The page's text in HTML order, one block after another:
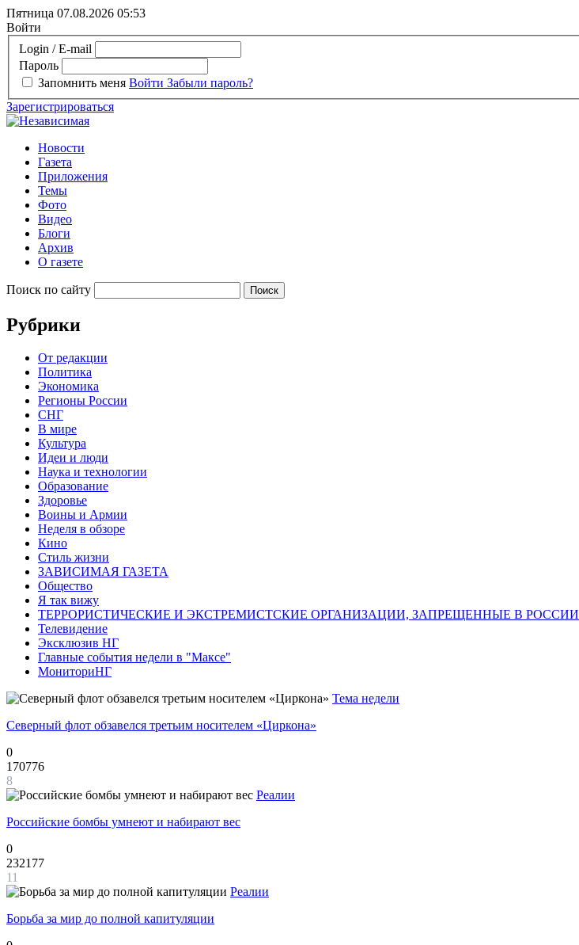
Пятница 07.08.2026 05:53
Войти
Login / E-mail
Пароль
Запомнить меня Войти Забыли пароль?
Зарегистрироваться
Новости
Газета
Приложения
Темы
Фото
Видео
Блоги
Архив
О газете
Поиск по сайту
Рубрики
От редакции
Политика
Экономика
Регионы России
СНГ
В мире
Культура
Идеи и люди
Наука и технологии
Образование
Здоровье
Воины и Армии
Неделя в обзоре
Кино
Стиль жизни
ЗАВИСИМАЯ ГАЗЕТА
Общество
Я так вижу
ТЕРРОРИСТИЧЕСКИЕ И ЭКСТРЕМИСТСКИЕ ОРГАНИЗАЦИИ, ЗАПРЕЩЕННЫЕ В РОССИИ
Телевидение
Эксклюзив НГ
Главные события недели в "Максе"
МониториНГ
Тема недели
Северный флот обзавелся третьим носителем «Циркона»
0
170776
8
Реалии
Российские бомбы умнеют и набирают вес
0
232177
11
Реалии
Борьба за мир до полной капитуляции